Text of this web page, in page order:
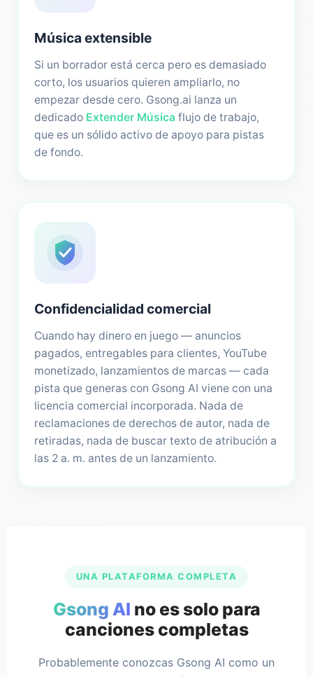
Música extensible
Si un borrador está cerca pero es demasiado
corto, los usuarios quieren ampliarlo, no
empezar desde cero. Gsong.ai lanza un
dedicado Extender Música flujo de trabajo,
que es un sólido activo de apoyo para pistas
de fondo.
Confidencialidad comercial
Cuando hay dinero en juego — anuncios
pagados, entregables para clientes, YouTube
monetizado, lanzamientos de marcas — cada
pista que generas con Gsong AI viene con una
licencia comercial incorporada. Nada de
reclamaciones de derechos de autor, nada de
retiradas, nada de buscar texto de atribución a
las 2 a. m. antes de un lanzamiento.
UNA PLATAFORMA COMPLETA
Gsong AI no es solo para
canciones completas
Probablemente conozcas Gsong AI como un